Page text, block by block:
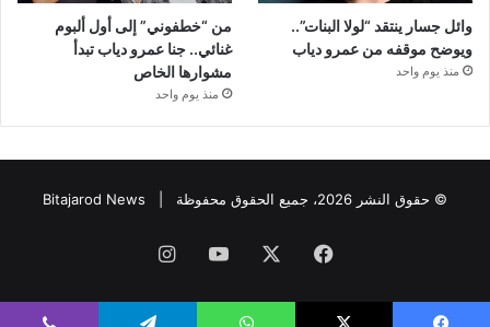
وائل جسار ينتقد “لولا البنات”..
ويوضح موقفه من عمرو دياب
منذ يوم واحد
من “خطفوني” إلى أول ألبوم
غنائي.. جنا عمرو دياب تبدأ
مشوارها الخاص
منذ يوم واحد
© حقوق النشر 2026، جميع الحقوق محفوظة | Bitajarod News
فيسبوك ‫YouTubeانستقرام